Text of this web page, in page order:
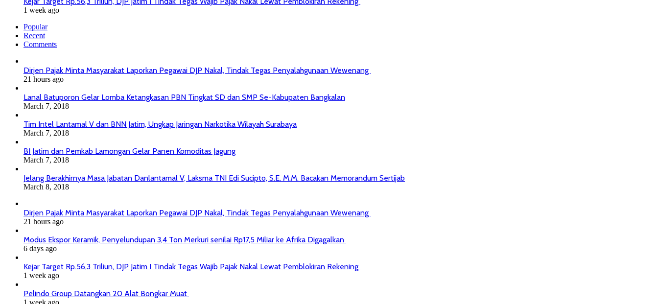
1 week ago
Popular
Recent
Comments
Dirjen Pajak Minta Masyarakat Laporkan Pegawai DJP Nakal, Tindak Tegas Penyalahgunaan Wewenang
21 hours ago
Lanal Batuporon Gelar Lomba Ketangkasan PBN Tingkat SD dan SMP Se-Kabupaten Bangkalan
March 7, 2018
Tim Intel Lantamal V dan BNN Jatim, Ungkap Jaringan Narkotika Wilayah Surabaya
March 7, 2018
BI Jatim dan Pemkab Lamongan Gelar Panen Komoditas Jagung
March 7, 2018
Jelang Berakhirnya Masa Jabatan Danlantamal V, Laksma TNI Edi Sucipto, S.E. M.M. Bacakan Memorandum Sertijab
March 8, 2018
Dirjen Pajak Minta Masyarakat Laporkan Pegawai DJP Nakal, Tindak Tegas Penyalahgunaan Wewenang
21 hours ago
Modus Ekspor Keramik, Penyelundupan 3,4 Ton Merkuri senilai Rp17,5 Miliar ke Afrika Digagalkan
6 days ago
Kejar Target Rp.56,3 Triliun, DJP Jatim I Tindak Tegas Wajib Pajak Nakal Lewat Pemblokiran Rekening
1 week ago
Pelindo Group Datangkan 20 Alat Bongkar Muat
1 week ago